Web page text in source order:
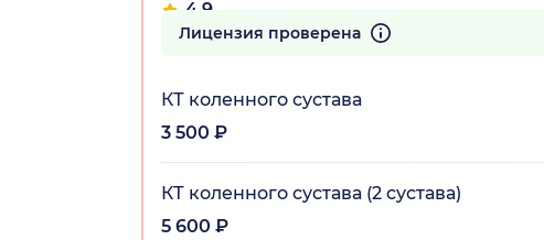
4.9
140 отзывов
Лицензия проверена
КТ коленного сустава
3 500 ₽
КТ коленного сустава (2 сустава)
5 600 ₽